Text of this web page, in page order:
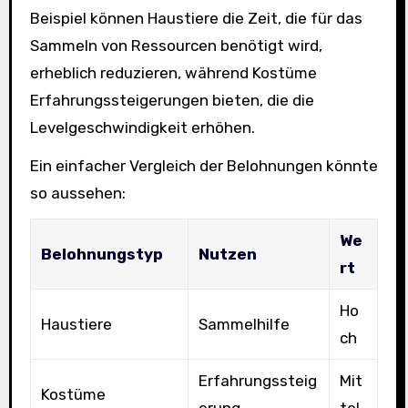
Beispiel können Haustiere die Zeit, die für das
Sammeln von Ressourcen benötigt wird,
erheblich reduzieren, während Kostüme
Erfahrungssteigerungen bieten, die die
Levelgeschwindigkeit erhöhen.
Ein einfacher Vergleich der Belohnungen könnte
so aussehen:
Belohnungstyp Nutzen
We
rt
Haustiere Sammelhilfe
Ho
ch
Kostüme
Erfahrungssteig
Mit